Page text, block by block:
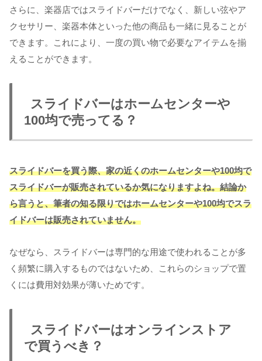
さらに、楽器店ではスライドバーだけでなく、新しい弦やア
クセサリー、楽器本体といった他の商品も一緒に見ることが
できます。これにより、一度の買い物で必要なアイテムを揃
えることができます。
スライドバーはホームセンターや
100均で売ってる？
スライドバーを買う際、家の近くのホームセンターや100均で
スライドバーが販売されているか気になりますよね。結論か
ら言うと、筆者の知る限りではホームセンターや100均でスラ
イドバーは販売されていません。
なぜなら、スライドバーは専門的な用途で使われることが多
く頻繁に購入するものではないため、これらのショップで置
くには費用対効果が薄いためです。
スライドバーはオンラインストア
で買うべき？